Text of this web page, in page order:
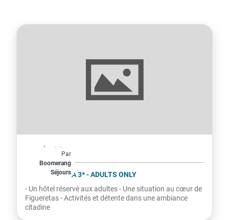
À partir de
370€
par personne
Par
Boomerang
Séjours
Espagne
VIBRA LEI IBIZA 3* - ADULTS ONLY
- Un hôtel réservé aux adultes - Une situation au cœur de
Figueretas - Activités et détente dans une ambiance
citadine